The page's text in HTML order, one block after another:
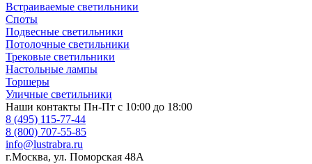
Встраиваемые светильники
Споты
Подвесные светильники
Потолочные светильники
Трековые светильники
Настольные лампы
Торшеры
Уличные светильники
Наши контакты Пн-Пт с 10:00 до 18:00
8 (495) 115-77-44
8 (800) 707-55-85
info@lustrabra.ru
г.Москва, ул. Поморская 48А